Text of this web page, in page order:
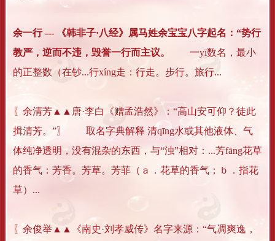
余一行 --- 《韩非子·八经》属马姓余宝宝八字起名：“势行
教严，逆而不违，毁誉一行而主议。
一yī数名，最小
的正整数（在钞...行xíng走：行走。步行。旅行...
〖余清芳▲▲唐·李白《赠孟浩然》：“高山安可仰？徒此
揖清芳。”〗 取名字典解释 清qīng水或其他液体、气
体纯净透明，没有混杂的东西，与“浊”相对：...芳fāng花草
的香气：芳香。芳草。芳菲（ａ．花草的香气；ｂ．指花
草）...
〖余俊举▲▲《南史·刘孝威传》名字来源：“气凋爽逸，